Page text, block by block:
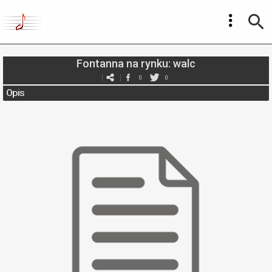
Fontanna na rynku: walc
0 0
Opis